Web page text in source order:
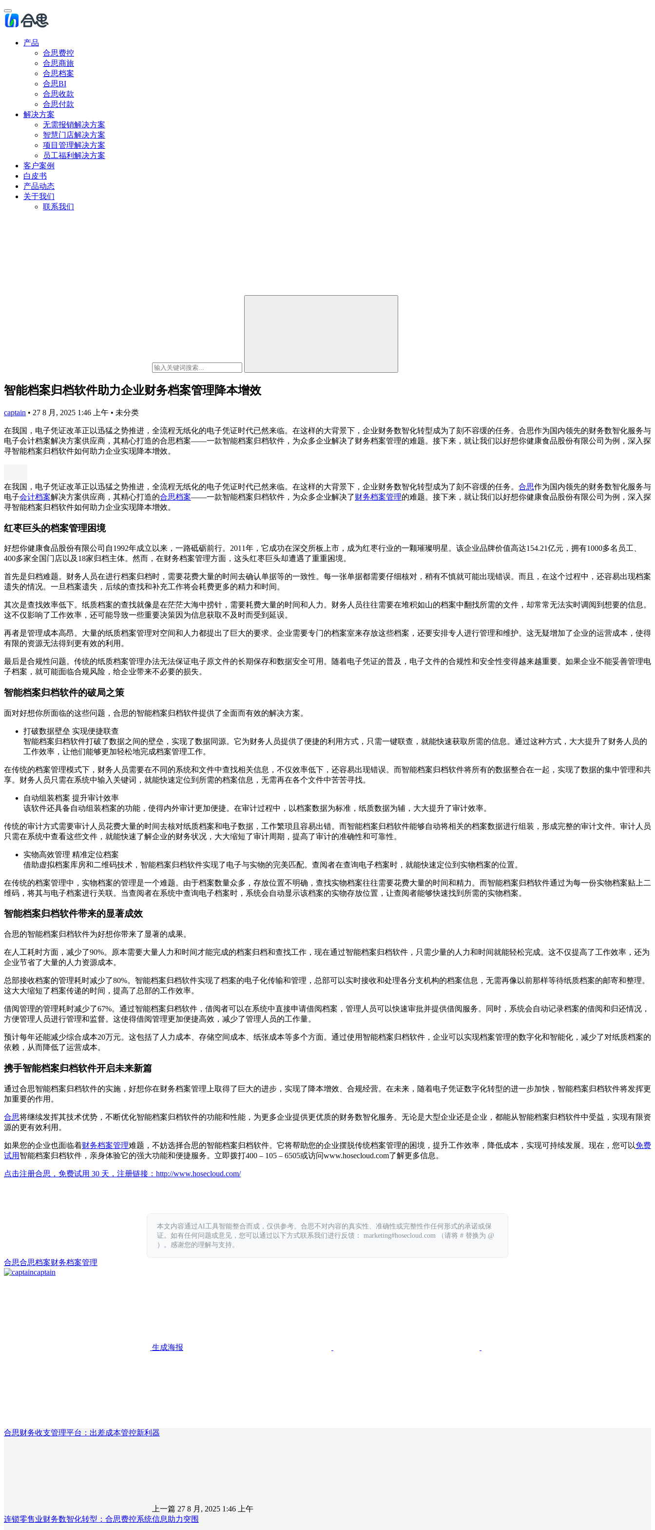
产品
合思费控
合思商旅
合思档案
合思BI
合思收款
合思付款
解决方案
无需报销解决方案
智慧门店解决方案
项目管理解决方案
员工福利解决方案
客户案例
白皮书
产品动态
关于我们
联系我们
智能档案归档软件助力企业财务档案管理降本增效
captain • 27 8 月, 2025 1:46 上午 • 未分类
在我国，电子凭证改革正以迅猛之势推进，全流程无纸化的电子凭证时代已然来临。在这样的大背景下，企业财务数智化转型成为了刻不容缓的任务。合思作为国内领先的财务数智化服务与
电子会计档案解决方案供应商，其精心打造的合思档案——一款智能档案归档软件，为众多企业解决了财务档案管理的难题。接下来，就让我们以好想你健康食品股份有限公司为例，深入探
寻智能档案归档软件如何助力企业实现降本增效。
在我国，电子凭证改革正以迅猛之势推进，全流程无纸化的电子凭证时代已然来临。在这样的大背景下，企业财务数智化转型成为了刻不容缓的任务。 合思作为国内领先的财务数智化服务与
电子会计档案解决方案供应商，其精心打造的合思档案——一款智能档案归档软件，为众多企业解决了财务档案管理的难题。接下来，就让我们以好想你健康食品股份有限公司为例，深入探
寻智能档案归档软件如何助力企业实现降本增效。
红枣巨头的档案管理困境
好想你健康食品股份有限公司自1992年成立以来，一路砥砺前行。2011年，它成功在深交所板上市，成为红枣行业的一颗璀璨明星。该企业品牌价值高达154.21亿元，拥有1000多名员工、
400多家全国门店以及18家归档主体。然而，在财务档案管理方面，这头红枣巨头却遭遇了重重困境。
首先是归档难题。财务人员在进行档案归档时，需要花费大量的时间去确认单据等的一致性。每一张单据都需要仔细核对，稍有不慎就可能出现错误。而且，在这个过程中，还容易出现档案
遗失的情况。一旦档案遗失，后续的查找和补充工作将会耗费更多的精力和时间。
其次是查找效率低下。纸质档案的查找就像是在茫茫大海中捞针，需要耗费大量的时间和人力。财务人员往往需要在堆积如山的档案中翻找所需的文件，却常常无法实时调阅到想要的信息。
这不仅影响了工作效率，还可能导致一些重要决策因为信息获取不及时而受到延误。
再者是管理成本高昂。大量的纸质档案管理对空间和人力都提出了巨大的要求。企业需要专门的档案室来存放这些档案，还要安排专人进行管理和维护。这无疑增加了企业的运营成本，使得
有限的资源无法得到更有效的利用。
最后是合规性问题。传统的纸质档案管理办法无法保证电子原文件的长期保存和数据安全可用。随着电子凭证的普及，电子文件的合规性和安全性变得越来越重要。如果企业不能妥善管理电
子档案，就可能面临合规风险，给企业带来不必要的损失。
智能档案归档软件的破局之策
面对好想你所面临的这些问题，合思的智能档案归档软件提供了全面而有效的解决方案。
打破数据壁垒 实现便捷联查
智能档案归档软件打破了数据之间的壁垒，实现了数据同源。它为财务人员提供了便捷的利用方式，只需一键联查，就能快速获取所需的信息。通过这种方式，大大提升了财务人员的
工作效率，让他们能够更加轻松地完成档案管理工作。
在传统的档案管理模式下，财务人员需要在不同的系统和文件中查找相关信息，不仅效率低下，还容易出现错误。而智能档案归档软件将所有的数据整合在一起，实现了数据的集中管理和共
享。财务人员只需在系统中输入关键词，就能快速定位到所需的档案信息，无需再在各个文件中苦苦寻找。
自动组装档案 提升审计效率
该软件还具备自动组装档案的功能，使得内外审计更加便捷。在审计过程中，以档案数据为标准，纸质数据为辅，大大提升了审计效率。
传统的审计方式需要审计人员花费大量的时间去核对纸质档案和电子数据，工作繁琐且容易出错。而智能档案归档软件能够自动将相关的档案数据进行组装，形成完整的审计文件。审计人员
只需在系统中查看这些文件，就能快速了解企业的财务状况，大大缩短了审计周期，提高了审计的准确性和可靠性。
实物高效管理 精准定位档案
借助虚拟档案库房和二维码技术，智能档案归档软件实现了电子与实物的完美匹配。查阅者在查询电子档案时，就能快速定位到实物档案的位置。
在传统的档案管理中，实物档案的管理是一个难题。由于档案数量众多，存放位置不明确，查找实物档案往往需要花费大量的时间和精力。而智能档案归档软件通过为每一份实物档案贴上二
维码，将其与电子档案进行关联。当查阅者在系统中查询电子档案时，系统会自动显示该档案的实物存放位置，让查阅者能够快速找到所需的实物档案。
智能档案归档软件带来的显著成效
合思的智能档案归档软件为好想你带来了显著的成果。
在人工耗时方面，减少了90%。原本需要大量人力和时间才能完成的档案归档和查找工作，现在通过智能档案归档软件，只需少量的人力和时间就能轻松完成。这不仅提高了工作效率，还为
企业节省了大量的人力资源成本。
总部接收档案的管理耗时减少了80%。智能档案归档软件实现了档案的电子化传输和管理，总部可以实时接收和处理各分支机构的档案信息，无需再像以前那样等待纸质档案的邮寄和整理。
这大大缩短了档案传递的时间，提高了总部的工作效率。
借阅管理的管理耗时减少了67%。通过智能档案归档软件，借阅者可以在系统中直接申请借阅档案，管理人员可以快速审批并提供借阅服务。同时，系统会自动记录档案的借阅和归还情况，
方便管理人员进行管理和监督。这使得借阅管理更加便捷高效，减少了管理人员的工作量。
预计每年还能减少综合成本20万元。这包括了人力成本、存储空间成本、纸张成本等多个方面。通过使用智能档案归档软件，企业可以实现档案管理的数字化和智能化，减少了对纸质档案的
依赖，从而降低了运营成本。
携手智能档案归档软件开启未来新篇
通过合思智能档案归档软件的实施，好想你在财务档案管理上取得了巨大的进步，实现了降本增效、合规经营。在未来，随着电子凭证数字化转型的进一步加快，智能档案归档软件将发挥更
加重要的作用。
合思将继续发挥其技术优势，不断优化智能档案归档软件的功能和性能，为更多企业提供更优质的财务数智化服务。无论是大型企业还是企业，都能从智能档案归档软件中受益，实现有限资
源的更有效利用。
如果您的企业也面临着财务档案管理难题，不妨选择合思的智能档案归档软件。它将帮助您的企业摆脱传统档案管理的困境，提升工作效率，降低成本，实现可持续发展。现在，您可以免费
试用 智能档案归档软件，亲身体验它的强大功能和便捷服务。立即拨打400 – 105 – 6505或访问www.hosecloud.com了解更多信息。
点击注册合思，免费试用 30 天，注册链接： http://www.hosecloud.com/
本文内容通过AI工具智能整合而成，仅供参考。合思不对内容的真实性、准确性或完整性作任何形式的承诺或保
证。如有任何问题或意见，您可以通过以下方式联系我们进行反馈： marketing#hosecloud.com （请将 # 替换为 @
）。感谢您的理解与支持。
合思合思档案财务档案管理
captain
生成海报
合思财务收支管理平台：出差成本管控新利器
上一篇 27 8 月, 2025 1:46 上午
连锁零售业财务数智化转型：合思费控系统信息助力突围